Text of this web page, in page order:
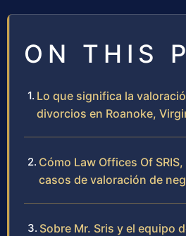
ON THIS
Lo que significa la
divorcios en Roanoke,
Cómo Law Offices Of
casos de valoración de
Sobre Mr. Sris y el equipo